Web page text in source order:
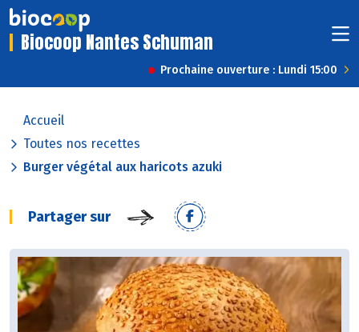
Biocoop Nantes Schuman
Prochaine ouverture : Lundi 15:00
Accueil
Toutes nos recettes
Burger végétal aux haricots azuki
Partager sur